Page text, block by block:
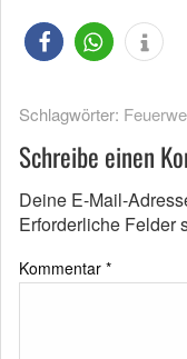
Schlagwörter:
Schreibe einen
Deine E-Mail-
Erforderliche Felder
Kommentar *